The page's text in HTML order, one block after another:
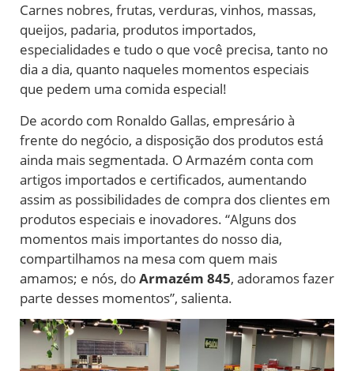
Carnes nobres, frutas, verduras, vinhos, massas,
queijos, padaria, produtos importados,
especialidades e tudo o que você precisa, tanto no
dia a dia, quanto naqueles momentos especiais
que pedem uma comida especial!
De acordo com Ronaldo Gallas, empresário à
frente do negócio, a disposição dos produtos está
ainda mais segmentada. O Armazém conta com
artigos importados e certificados, aumentando
assim as possibilidades de compra dos clientes em
produtos especiais e inovadores. “Alguns dos
momentos mais importantes do nosso dia,
compartilhamos na mesa com quem mais
amamos; e nós, doArmazém 845, adoramos fazer
parte desses momentos”, salienta.